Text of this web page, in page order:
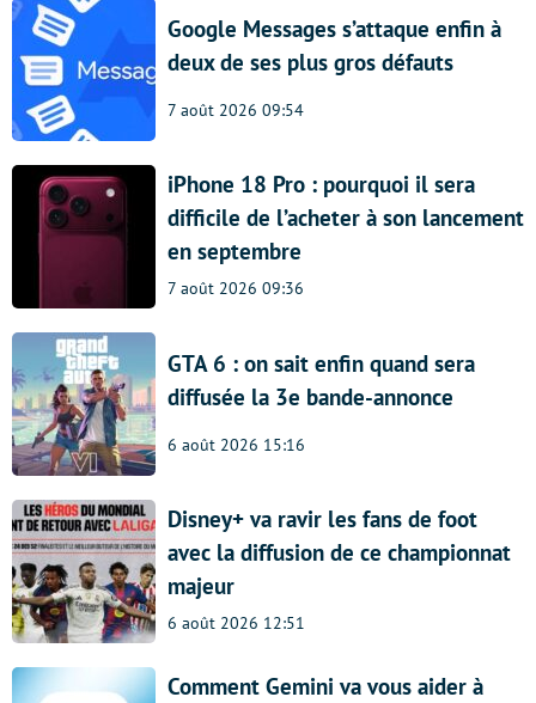
Google Messages s’attaque enfin à
deux de ses plus gros défauts
7 août 2026 09:54
iPhone 18 Pro : pourquoi il sera
difficile de l’acheter à son lancement
en septembre
7 août 2026 09:36
GTA 6 : on sait enfin quand sera
diffusée la 3e bande-annonce
6 août 2026 15:16
Disney+ va ravir les fans de foot
avec la diffusion de ce championnat
majeur
6 août 2026 12:51
Comment Gemini va vous aider à